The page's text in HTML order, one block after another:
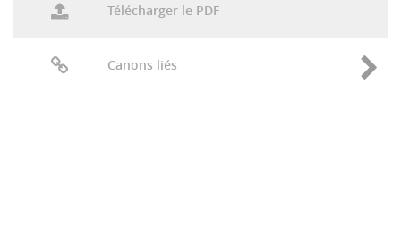
Télécharger le PDF
Canons liés